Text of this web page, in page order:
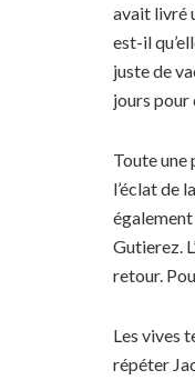
avait livré
est-il
juste de
jours pour
Toute une
l’éclat de
Gutierez.
retour.
Les vives
répéter